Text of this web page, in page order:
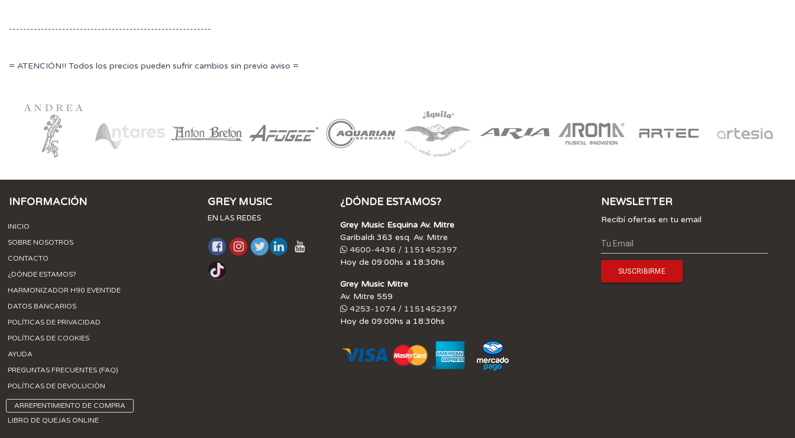
---------------------------------------------------------
= ATENCIÓN!! Todos los precios pueden sufrir cambios sin previo aviso =
INFORMACIÓN
INICIO
SOBRE NOSOTROS
CONTACTO
¿DÓNDE ESTAMOS?
HARMONIZADOR H90 EVENTIDE
DATOS BANCARIOS
POLÍTICAS DE PRIVACIDAD
POLÍTICAS DE COOKIES
AYUDA
PREGUNTAS FRECUENTES (FAQ)
POLÍTICAS DE DEVOLUCIÓN
ARREPENTIMIENTO DE COMPRA
LIBRO DE QUEJAS ONLINE
GREY MUSIC
EN LAS REDES
¿DÓNDE ESTAMOS?
Grey Music Esquina Av. Mitre
Garibaldi 363 esq. Av. Mitre
4600-4436 / 1151452397
Hoy de 09:00hs a 18:30hs
Grey Music Mitre
Av. Mitre 559
4253-1074 / 1151452397
Hoy de 09:00hs a 18:30hs
NEWSLETTER
Recibí ofertas en tu email